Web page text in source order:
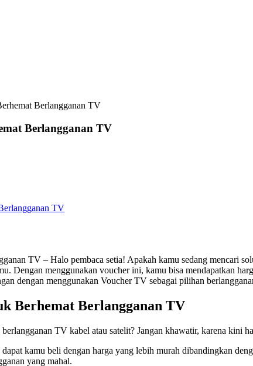
Berlangganan TV
Berlangganan TV
TV
TV – Halo pembaca setia! Apakah kamu sedang mencari
Dengan menggunakan voucher ini, kamu bisa mendapatkan
dengan menggunakan Voucher TV sebagai pilihan
Berhemat Berlangganan TV
TV kabel atau satelit? Jangan khawatir, karena
kamu beli dengan harga yang lebih murah dibandingkan
yang mahal.